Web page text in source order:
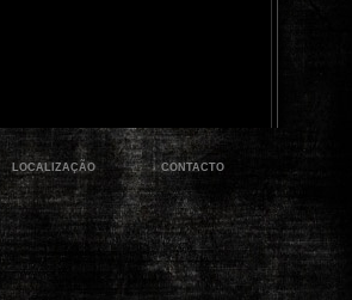
LOCALIZAÇÃO CONTACTO